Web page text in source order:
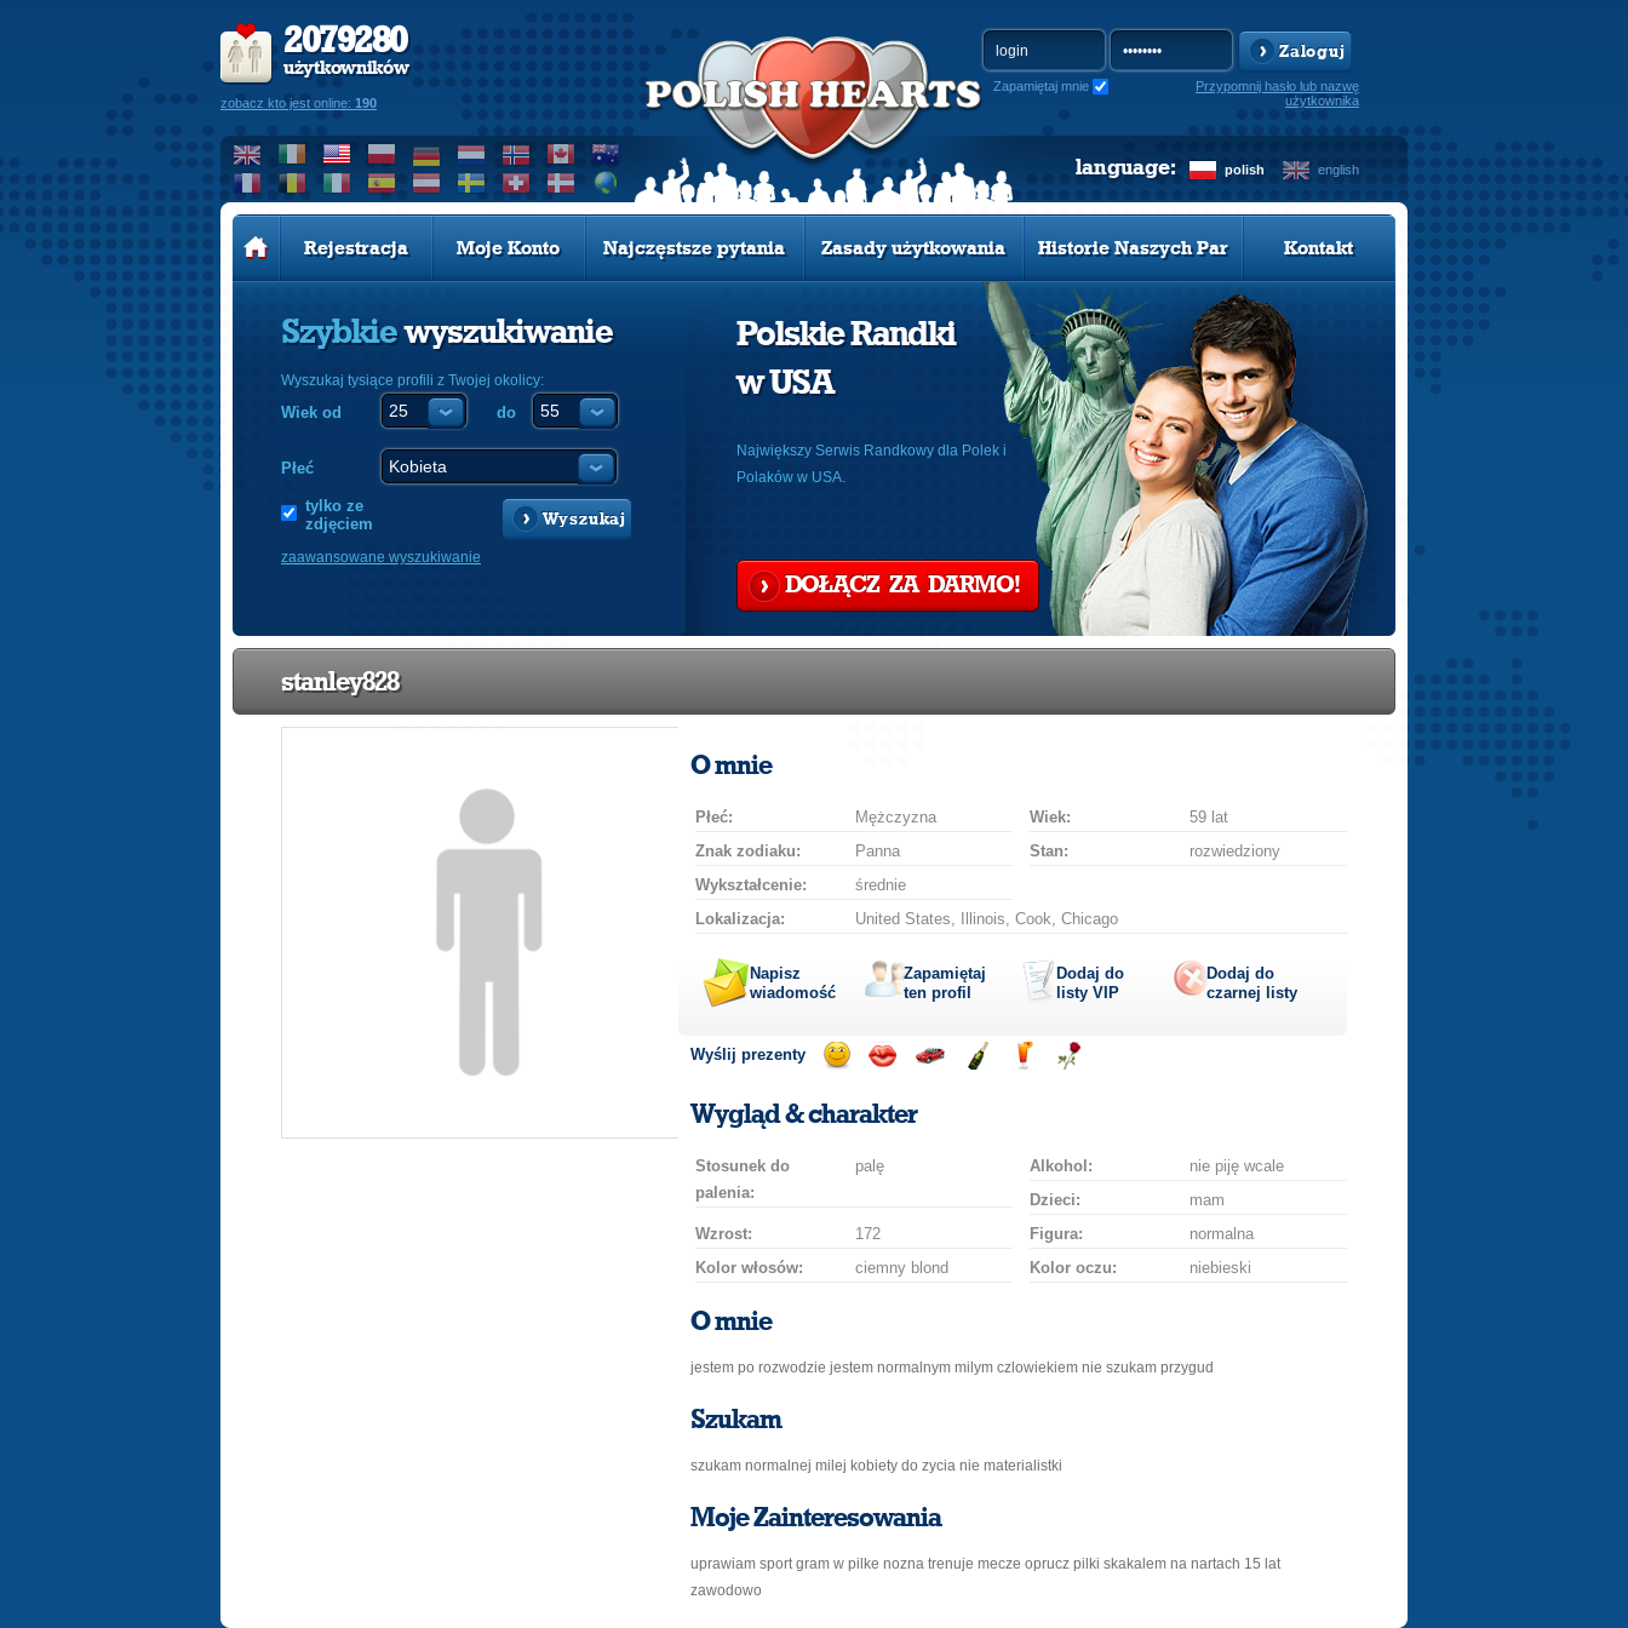
2079280
użytkowników
zobacz kto jest online: 190
Zaloguj
Zapamiętaj mnie
Przypomnij hasło lub nazwę
użytkownika
polish english
language:
Rejestracja Moje Konto Najczęstsze pytania Zasady użytkowania Historie Naszych Par Kontakt
Szybkiewyszukiwanie
Wyszukaj tysiące profili z Twojej okolicy:
Wiek od do
Płeć
tylko ze
zdjęciem
Wyszukaj
zaawansowane wyszukiwanie
Polskie Randki
w USA
Największy Serwis Randkowy dla Polek i
Polaków w USA.
DOŁĄCZ ZA DARMO!
stanley828
O mnie
Płeć: Mężczyzna Wiek:
59 lat
Znak zodiaku:
Panna Stan:
rozwiedziony
Wykształcenie:
średnie
Lokalizacja:
United States, Illinois, Cook, Chicago
Napisz
wiadomość
Zapamiętaj
ten profil
Dodaj do
listy VIP
Dodaj do
czarnej listy
Wyślij prezenty
uśmiechbuziaka
Wygląd & charakter
Stosunek do
palenia:
palę Alkohol:
nie piję wcale
Dzieci:
mam
Wzrost:
172 Figura:
normalna
Kolor włosów:
ciemny blond Kolor oczu: niebieski
O mnie
jestem po rozwodzie jestem normalnym milym czlowiekiem nie szukam przygud
Szukam
szukam normalnej milej kobiety do zycia nie materialistki
Moje Zainteresowania
uprawiam sport gram w pilke nozna trenuje mecze oprucz pilki skakalem na nartach 15 lat
zawodowo